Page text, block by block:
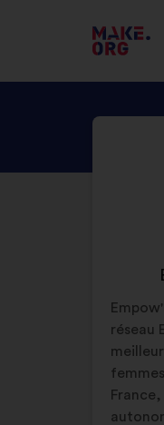
TIL
réseau